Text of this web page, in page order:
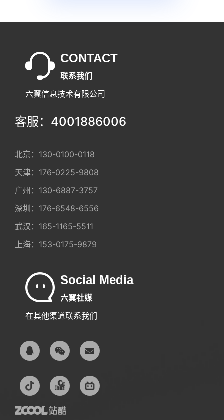
CONTACT
联系我们
六翼信息技术有限公司
客服：4001886006
北京： 130-0100-0118
天津： 176-0225-9808
广州： 130-6887-3757
深圳： 176-6548-6556
武汉： 165-1165-5511
上海： 153-0175-9879
Social Media
六翼社媒
在其他渠道联系我们